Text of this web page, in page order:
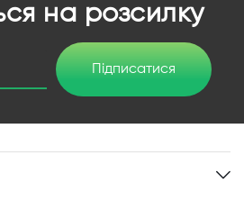
на розсилку
Підписатися